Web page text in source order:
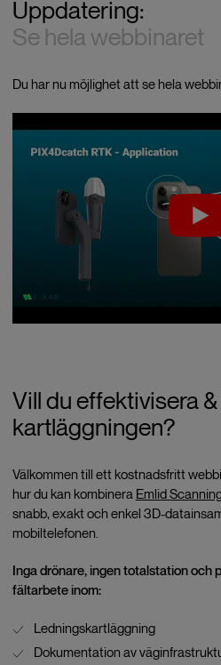
Uppdatering:
Se hela webbinaret
Du har nu möjlighet att se hela
Vill du effektivisera
kartläggningen?
Välkommen till ett kostnadsfritt
hur du kan kombinera Emlid
snabb, exakt och enkel 3D-
mobiltelefonen.
Inga drönare, ingen totalstation och
fältarbete inom:
Ledningskartläggning
Dokumentation av